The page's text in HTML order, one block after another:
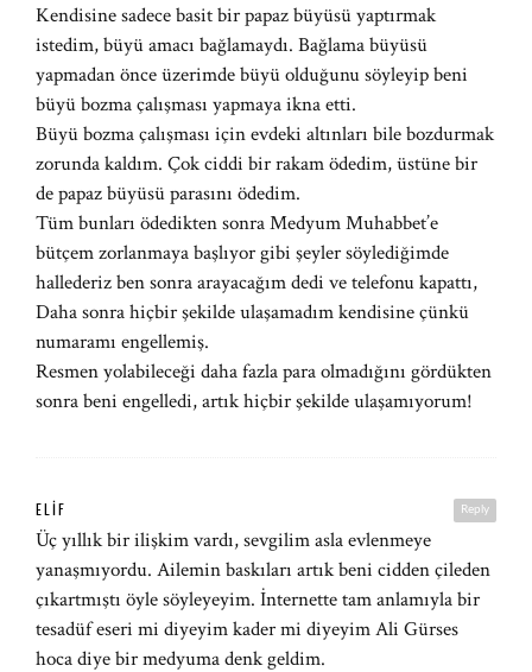
Kendisine sadece basit bir papaz büyüsü yaptırmak
istedim, büyü amacı bağlamaydı. Bağlama büyüsü
yapmadan önce üzerimde büyü olduğunu söyleyip beni
büyü bozma çalışması yapmaya ikna etti.
Büyü bozma çalışması için evdeki altınları bile bozdurmak
zorunda kaldım. Çok ciddi bir rakam ödedim, üstüne bir
de papaz büyüsü parasını ödedim.
Tüm bunları ödedikten sonra Medyum Muhabbet’e
bütçem zorlanmaya başlıyor gibi şeyler söylediğimde
hallederiz ben sonra arayacağım dedi ve telefonu kapattı,
Daha sonra hiçbir şekilde ulaşamadım kendisine çünkü
numaramı engellemiş.
Resmen yolabileceği daha fazla para olmadığını gördükten
sonra beni engelledi, artık hiçbir şekilde ulaşamıyorum!
Reply
ELIF
Üç yıllık bir ilişkim vardı, sevgilim asla evlenmeye
yanaşmıyordu. Ailemin baskıları artık beni cidden çileden
çıkartmıştı öyle söyleyeyim. İnternette tam anlamıyla bir
tesadüf eseri mi diyeyim kader mi diyeyim Ali Gürses
hoca diye bir medyuma denk geldim.